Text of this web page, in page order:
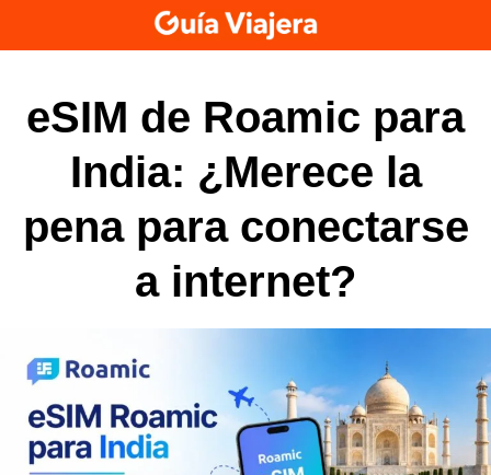
to
content
eSIM de Roamic para
India: ¿Merece la
pena para conectarse
a internet?